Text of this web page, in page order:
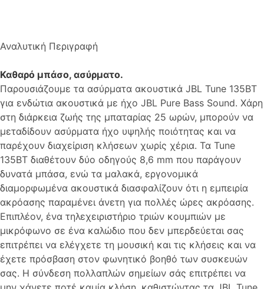
Αναλυτική Περιγραφή
Καθαρό μπάσο, ασύρματο.
Παρουσιάζουμε τα ασύρματα ακουστικά JBL Tune 135BT
για ενδώτια ακουστικά με ήχο JBL Pure Bass Sound. Χάρη
στη διάρκεια ζωής της μπαταρίας 25 ωρών, μπορούν να
μεταδίδουν ασύρματα ήχο υψηλής ποιότητας και να
παρέχουν διαχείριση κλήσεων χωρίς χέρια. Τα Tune
135BT διαθέτουν δύο οδηγούς 8,6 mm που παράγουν
δυνατά μπάσα, ενώ τα μαλακά, εργονομικά
διαμορφωμένα ακουστικά διασφαλίζουν ότι η εμπειρία
ακρόασης παραμένει άνετη για πολλές ώρες ακρόασης.
Επιπλέον, ένα τηλεχειριστήριο τριών κουμπιών με
μικρόφωνο σε ένα καλώδιο που δεν μπερδεύεται σας
επιτρέπει να ελέγχετε τη μουσική και τις κλήσεις και να
έχετε πρόσβαση στον φωνητικό βοηθό των συσκευών
σας. Η σύνδεση πολλαπλών σημείων σάς επιτρέπει να